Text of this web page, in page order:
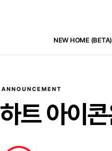
NEW HOME (BETA)
ANNOUNCEMENT
하트 아이